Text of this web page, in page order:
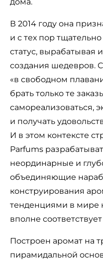
В 2014 году она
и с тех пор
статус, вырабатывая
создания шедевров.
«в свободном
брать только те
самореализоваться,
и получать
И в этом контексте
Parfums
неординарные и
объединяющие
конструирования
тенденциями в
вполне
Построен аромат на
пирамидальной